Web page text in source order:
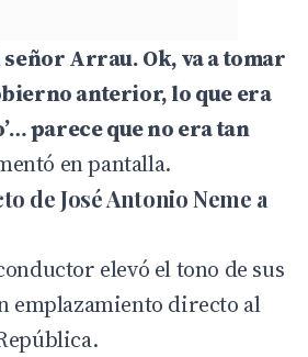
señor Arrau. Ok, va a tomar
anterior, lo que era
parece que no era tan
en pantalla.
de José Antonio Neme a
elevó el tono de sus
emplazamiento directo al